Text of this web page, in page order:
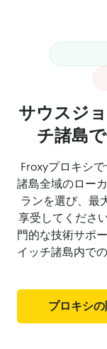
サウスジ
チ諸島
Froxyプロキシ
諸島全域のロー
ランを選び、最
享受してくださ
門的な技術サポ
イッチ諸島内で
プロキシ